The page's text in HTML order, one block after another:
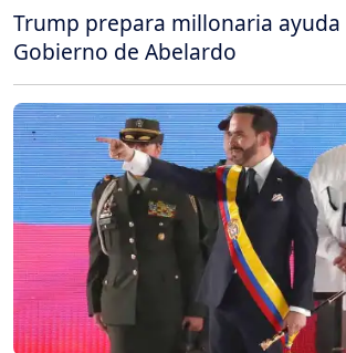
Trump prepara millonaria ayuda
Gobierno de Abelardo